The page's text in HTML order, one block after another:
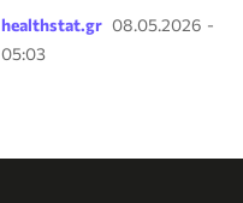
healthstat.gr 08.05.2026 -
05:03